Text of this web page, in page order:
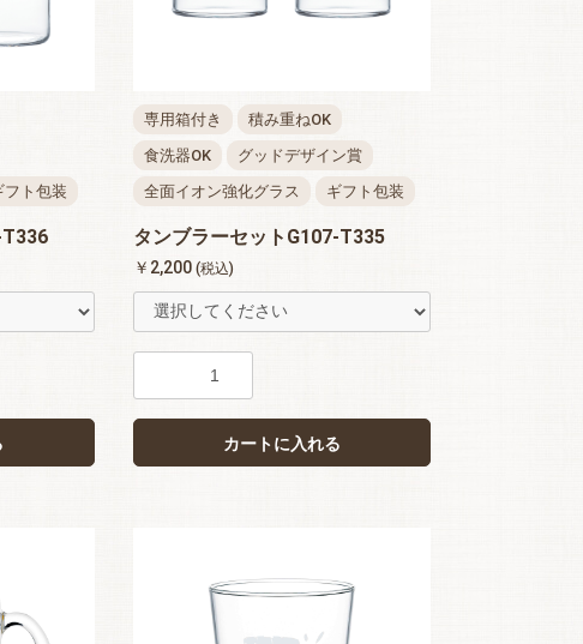
フト包装
専用箱付き
積み重ねOK
食洗器OK
グッドデザイン賞
全面イオン強化グラス
ギフト包装
タンブラーセットG107-T335
￥2,200 (税込)
カートに入れる